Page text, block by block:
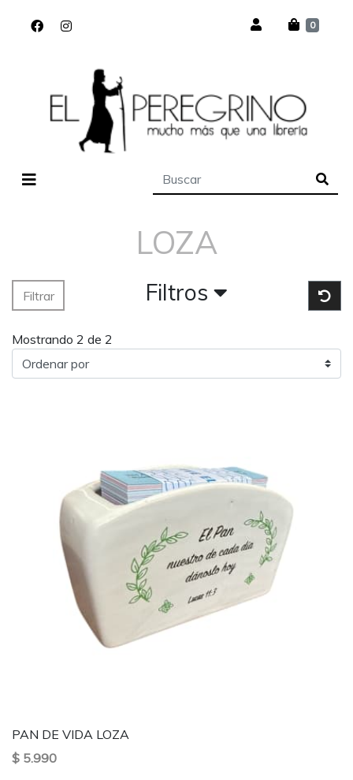
0
LOZA
Filtrar Filtros
Mostrando 2 de 2
PAN DE VIDA LOZA
$ 5.990